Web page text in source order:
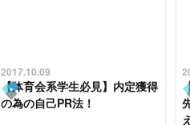
2017.10.09
【体育会系学生必見】内定獲得
の為の自己PR法！